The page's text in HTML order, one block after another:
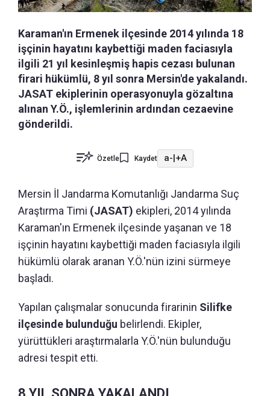
Karaman'ın Ermenek ilçesinde 2014 yılında 18
işçinin hayatını kaybettiği maden faciasıyla
ilgili 21 yıl kesinleşmiş hapis cezası bulunan
firari hükümlü, 8 yıl sonra Mersin'de yakalandı.
JASAT ekiplerinin operasyonuyla gözaltına
alınan Y.Ö., işlemlerinin ardından cezaevine
gönderildi.
Özetle Kaydet a-|+A
Mersin İl Jandarma Komutanlığı Jandarma Suç
Araştırma Timi (JASAT) ekipleri, 2014 yılında
Karaman'ın Ermenek ilçesinde yaşanan ve 18
işçinin hayatını kaybettiği maden faciasıyla ilgili
hükümlü olarak aranan Y.Ö.'nün izini sürmeye
başladı.
Yapılan çalışmalar sonucunda firarinin Silifke
ilçesinde bulunduğu belirlendi. Ekipler,
yürüttükleri araştırmalarla Y.Ö.'nün bulunduğu
adresi tespit etti.